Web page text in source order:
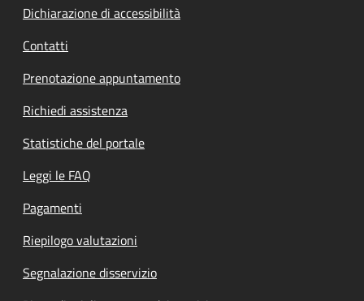
Dichiarazione di accessibilità
Contatti
Prenotazione appuntamento
Richiedi assistenza
Statistiche del portale
Leggi le FAQ
Pagamenti
Riepilogo valutazioni
Segnalazione disservizio